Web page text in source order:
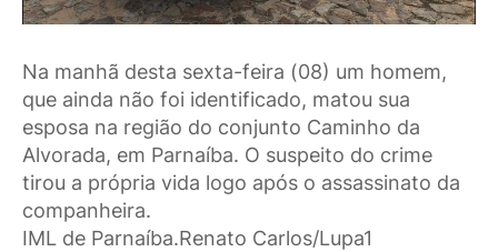
Na manhã desta sexta-feira (08) um homem,
que ainda não foi identificado, matou sua
esposa na região do conjunto Caminho da
Alvorada, em Parnaíba. O suspeito do crime
tirou a própria vida logo após o assassinato da
companheira.
IML de Parnaíba.Renato Carlos/Lupa1